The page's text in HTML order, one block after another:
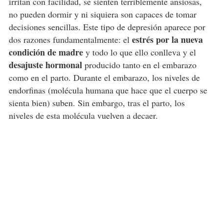
no pueden dormir y ni siquiera son capaces de tomar
decisiones sencillas. Este tipo de depresión aparece por
dos razones fundamentalmente: el estrés por la nueva
condición de madrey todo lo que ello conlleva y el
desajuste hormonal producido tanto en el embarazo
como en el parto. Durante el embarazo, los niveles de
endorfinas (molécula humana que hace que el cuerpo se
sienta bien) suben. Sin embargo, tras el parto, los
niveles de esta molécula vuelven a decaer.